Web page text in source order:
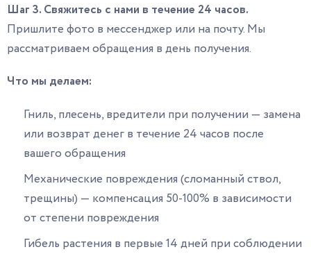
Шаг 3. Свяжитесь с нами в течение 24 часов.
Пришлите фото в мессенджер или на почту. Мы
рассматриваем обращения в день получения.
Что мы делаем:
Гниль, плесень, вредители при получении — замена
или возврат денег в течение 24 часов после
вашего обращения
Механические повреждения (сломанный ствол,
трещины) — компенсация 50-100% в зависимости
от степени повреждения
Гибель растения в первые 14 дней при соблюдении